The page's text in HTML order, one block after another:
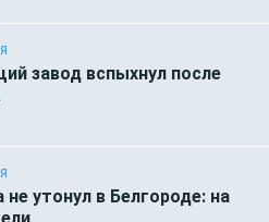
завод вспыхнул после
утонул в Белгороде: на